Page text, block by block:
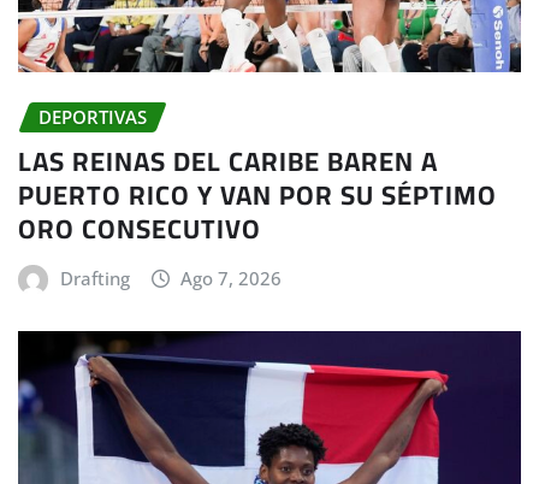
DEPORTIVAS
LAS REINAS DEL CARIBE BAREN A
PUERTO RICO Y VAN POR SU SÉPTIMO
ORO CONSECUTIVO
Drafting Ago 7, 2026